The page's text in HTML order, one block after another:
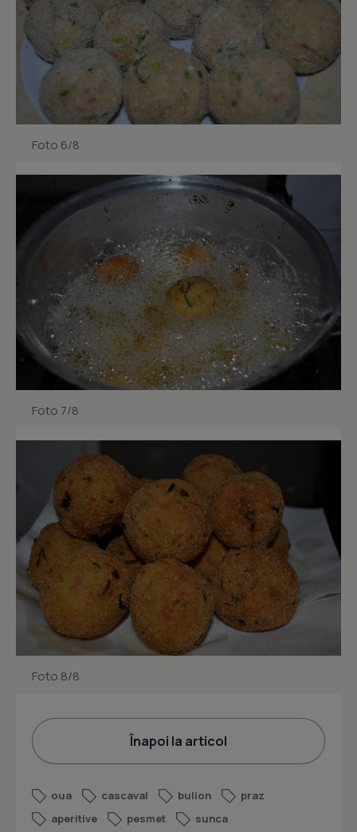
Foto 6/8
Foto 7/8
Foto 8/8
Înapoi la articol
oua cascaval bulion
praz
aperitive
pesmet
sunca